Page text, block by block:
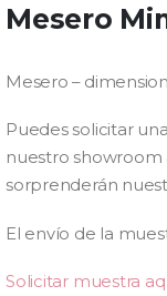
Mesero
Mesero –
Puedes solicitar
nuestro showroom
sorprenderán
El envío de la
Solicitar muestra